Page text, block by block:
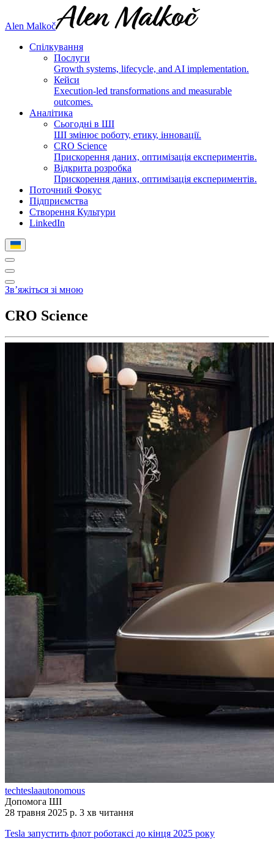
Alen Malkoč
Спілкування
Послуги
Growth systems, lifecycle, and AI implementation.
Кейси
Execution-led transformations and measurable
outcomes.
Аналітика
Сьогодні в ШІ
ШІ змінює роботу, етику, інновації.
CRO Science
Прискорення даних, оптимізація експериментів.
Відкрита розробка
Прискорення даних, оптимізація експериментів.
Поточний Фокус
Підприємства
Створення Культури
LinkedIn
Зв’яжіться зі мною
CRO Science
techteslaautonomous
Допомога ШІ
28 травня 2025 р. 3 хв читання
Tesla запустить флот роботаксі до кінця 2025 року